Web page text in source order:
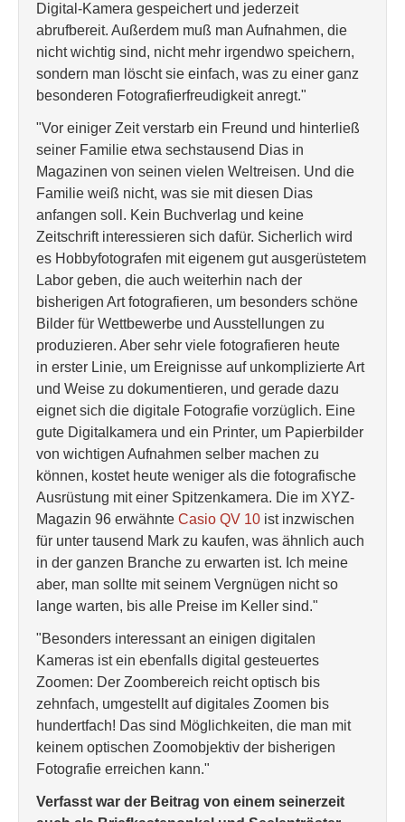
Digital-Kamera gespeichert und jederzeit
abrufbereit. Außerdem muß man Aufnahmen, die
nicht wichtig sind, nicht mehr irgendwo speichern,
sondern man löscht sie einfach, was zu einer ganz
besonderen Fotografierfreudigkeit anregt."
"Vor einiger Zeit verstarb ein Freund und hinterließ
seiner Familie etwa sechstausend Dias in
Magazinen von seinen vielen Weltreisen. Und die
Familie weiß nicht, was sie mit diesen Dias
anfangen soll. Kein Buchverlag und keine
Zeitschrift interessieren sich dafür. Sicherlich wird
es Hobbyfotografen mit eigenem gut ausgerüstetem
Labor geben, die auch weiterhin nach der
bisherigen Art fotografieren, um besonders schöne
Bilder für Wettbewerbe und Ausstellungen zu
produzieren. Aber sehr viele fotografieren heute
in erster Linie, um Ereignisse auf unkomplizierte Art
und Weise zu dokumentieren, und gerade dazu
eignet sich die digitale Fotografie vorzüglich. Eine
gute Digitalkamera und ein Printer, um Papierbilder
von wichtigen Aufnahmen selber machen zu
können, kostet heute weniger als die fotografische
Ausrüstung mit einer Spitzenkamera. Die im XYZ-
Magazin 96 erwähnte Casio QV 10 ist inzwischen
für unter tausend Mark zu kaufen, was ähnlich auch
in der ganzen Branche zu erwarten ist. Ich meine
aber, man sollte mit seinem Vergnügen nicht so
lange warten, bis alle Preise im Keller sind."
"Besonders interessant an einigen digitalen
Kameras ist ein ebenfalls digital gesteuertes
Zoomen: Der Zoombereich reicht optisch bis
zehnfach, umgestellt auf digitales Zoomen bis
hundertfach! Das sind Möglichkeiten, die man mit
keinem optischen Zoomobjektiv der bisherigen
Fotografie erreichen kann."
Verfasst war der Beitrag von einem seinerzeit